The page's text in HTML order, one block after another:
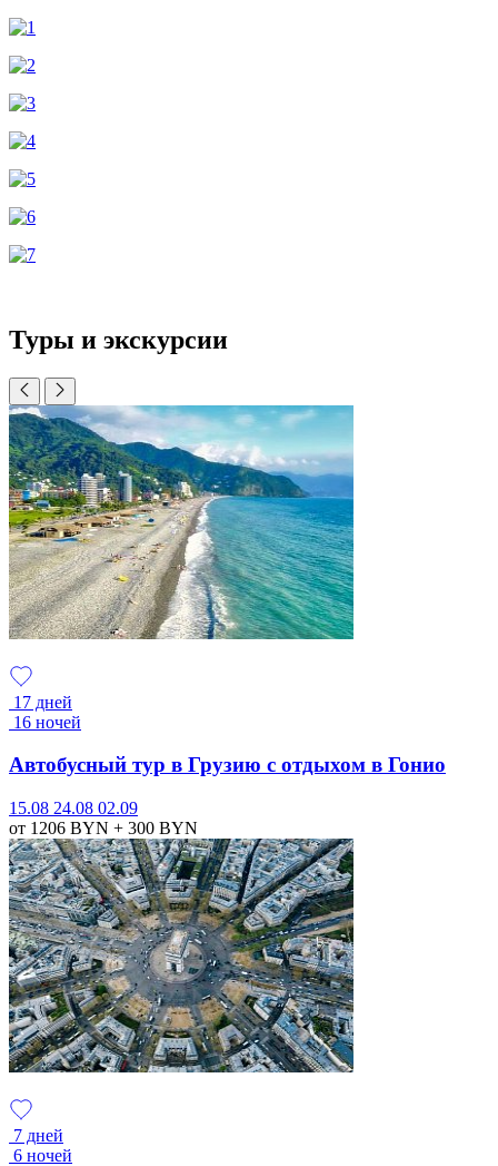
Туры и экскурсии
17 дней
16 ночей
Автобусный тур в Грузию с отдыхом в Гонио
15.08 24.08 02.09
от 1206 BYN + 300 BYN
7 дней
6 ночей